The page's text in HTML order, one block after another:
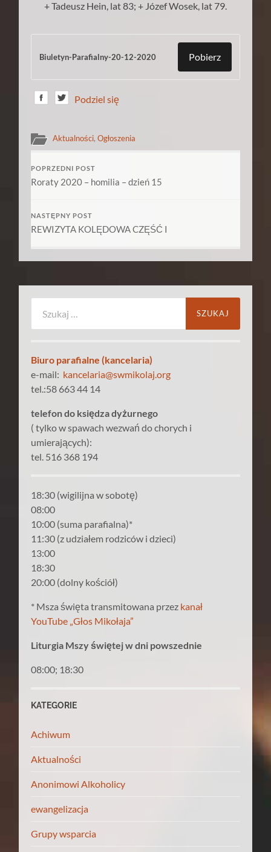
+ Tadeusz Hein, lat 83; + Józef Wosek, lat 79.
Biuletyn-Parafialny-20-12-2020 Pobierz
Podziel się
Aktualności,Ogłoszenia
POPRZEDNI POST
Roraty 2020 – homilia – dzień 15
NASTĘPNY POST
REWIZYTA KOLĘDOWA CZĘŚĆ I
Biuro parafialne (kancelaria)
e-mail: kancelaria@swmikolaj.org
tel.:58 663 44 14
telefon do księdza dyżurnego
( tylko w spawach wezwań do chorych i
umierających):
tel. 516 368 194
18:30 (wigilijna w sobotę)
08:00
10:00 (suma parafialna)*
11:30 (z udziałem rodziców i dzieci)
13:00
18:30
20:00 (dolny kościół)
* Msza święta transmitowana przez kanał
YouTube „Głos Mikołaja”
Liturgia Mszy świętej w dni powszednie
08:00; 18:30
KATEGORIE
Achiwum
Aktualności
Anonimowi Alkoholicy
ewangelizacja
Grupy wsparcia